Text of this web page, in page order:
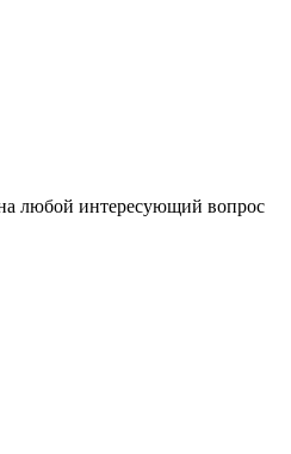
любой интересующий вопрос